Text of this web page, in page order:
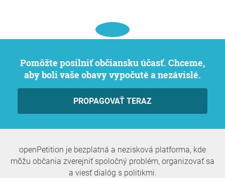
Pomôžte posilniť občiansku účasť. Chceme,
aby boli vaše obavy vypočuté a nezávislé.
PROPAGOVAŤ TERAZ
openPetition je bezplatná a nezisková platforma, kde
môžu občania zverejniť spoločný problém, organizovať sa
a viesť dialóg s politikmi.